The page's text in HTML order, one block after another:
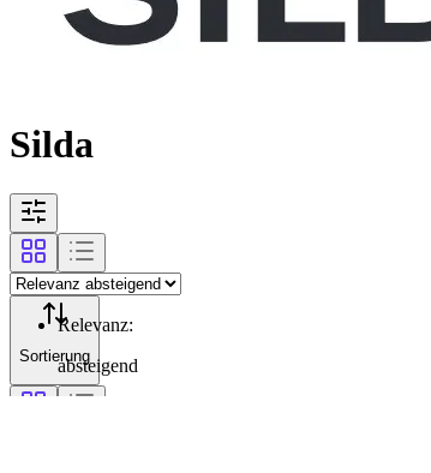
Silda
Sortierung
Relevanz:
absteigend